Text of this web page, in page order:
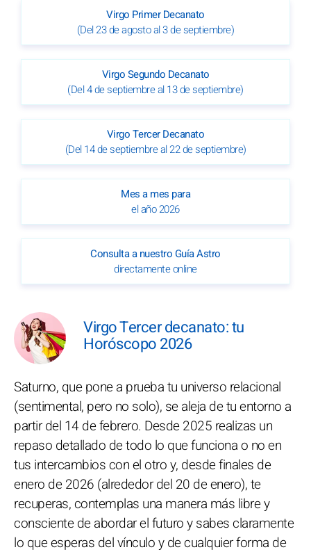
Virgo Primer Decanato
(Del 23 de agosto al 3 de septiembre)
Virgo Segundo Decanato
(Del 4 de septiembre al 13 de septiembre)
Virgo Tercer Decanato
(Del 14 de septiembre al 22 de septiembre)
Mes a mes para
el año 2026
Consulta a nuestro Guía Astro
directamente online
Virgo Tercer decanato: tu
Horóscopo 2026
Saturno, que pone a prueba tu universo relacional
(sentimental, pero no solo), se aleja de tu entorno a
partir del 14 de febrero. Desde 2025 realizas un
repaso detallado de todo lo que funciona o no en
tus intercambios con el otro y, desde finales de
enero de 2026 (alrededor del 20 de enero), te
recuperas, contemplas una manera más libre y
consciente de abordar el futuro y sabes claramente
lo que esperas del vínculo y de cualquier forma de